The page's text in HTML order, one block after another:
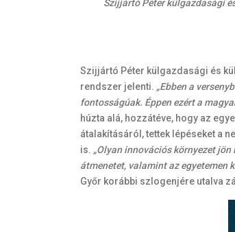
Szijjártó Péter külgazdasági
Szijjártó Péter külgazdasági és
rendszer jelenti. „Ebben a
fontosságúak. Éppen ezért a
húzta alá, hozzátéve, hogy az
átalakításáról, tettek lépéseket a
is. „Olyan innovációs környezet
átmenetet, valamint az egyetemen
Győr korábbi szlogenjére utalva